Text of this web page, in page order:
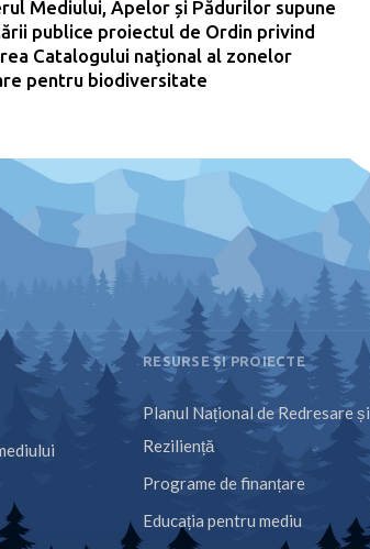
Mediului, Apelor și Pădurilor supune
publice proiectul de Ordin privind
Catalogului naţional al zonelor
pentru biodiversitate
RESURSE ȘI PROIECTE
Planul Național de Redresare și
Reziliență
Programe de finanțare
Educația pentru mediu